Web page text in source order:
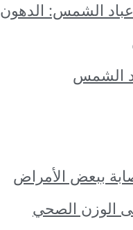
عباد الشمس: الدهون
الشمس
ببعض الأمراض
الوزن الصحي